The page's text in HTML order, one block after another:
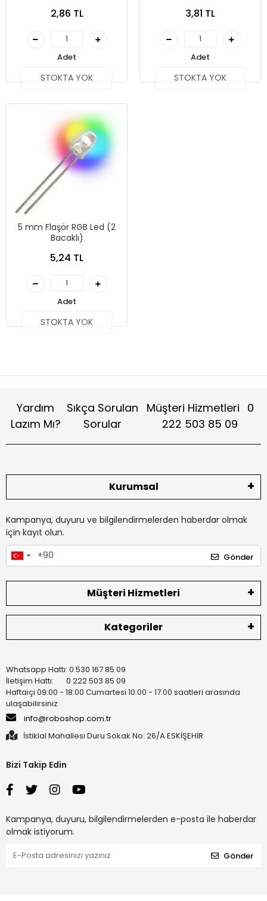
2,86 TL
Adet
STOKTA YOK
3,81 TL
Adet
STOKTA YOK
5 mm Flaşör RGB Led (2
Bacaklı)
5,24 TL
Adet
STOKTA YOK
Yardım
Lazım Mı?
Sıkça Sorulan
Sorular
Müşteri Hizmetleri 0
222 503 85 09
Kurumsal
Kampanya, duyuru ve bilgilendirmelerden haberdar olmak
için kayıt olun.
Gönder
Müşteri Hizmetleri
Kategoriler
Whatsapp Hattı: 0 530 167 85 09
İletişim Hattı: 0 222 503 85 09
Haftaiçi 09:00 - 18:00 Cumartesi 10:00 - 17:00 saatleri arasında
ulaşabilirsiniz.
info@roboshop.com.tr
İstiklal Mahallesi Duru Sokak No: 26/A ESKİŞEHİR
Bizi Takip Edin
Kampanya, duyuru, bilgilendirmelerden e-posta ile haberdar
olmak istiyorum.
Gönder